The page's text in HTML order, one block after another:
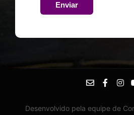
Enviar
Desenvolvido pela equipe de